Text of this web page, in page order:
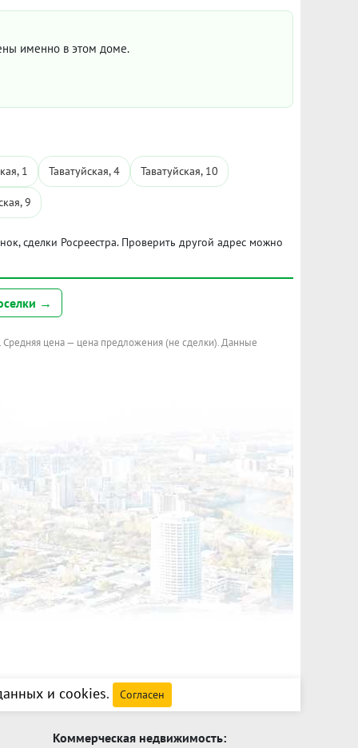
именно в этом доме.
1 Таватуйская, 4 Таватуйская, 10
9
сделки Росреестра. Проверить другой адрес можно
→
цена — цена предложения (не сделки). Данные
и cookies. Согласен
Коммерческая недвижимость: